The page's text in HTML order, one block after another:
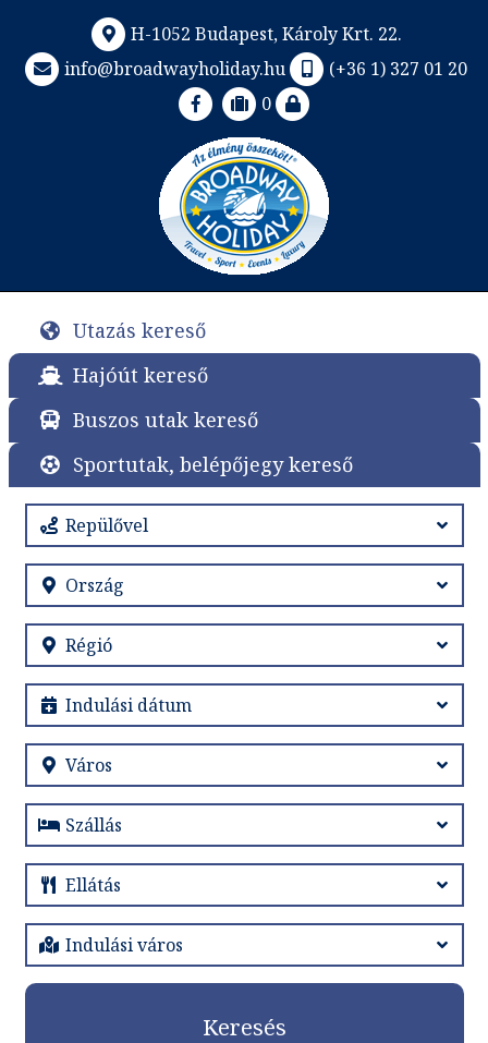
H-1052 Budapest, Károly Krt. 22.
info@broadwayholiday.hu
(+36 1) 327 01 20
0
Utazás kereső
Hajóút kereső
Buszos utak kereső
Sportutak, belépőjegy kereső
Keresés